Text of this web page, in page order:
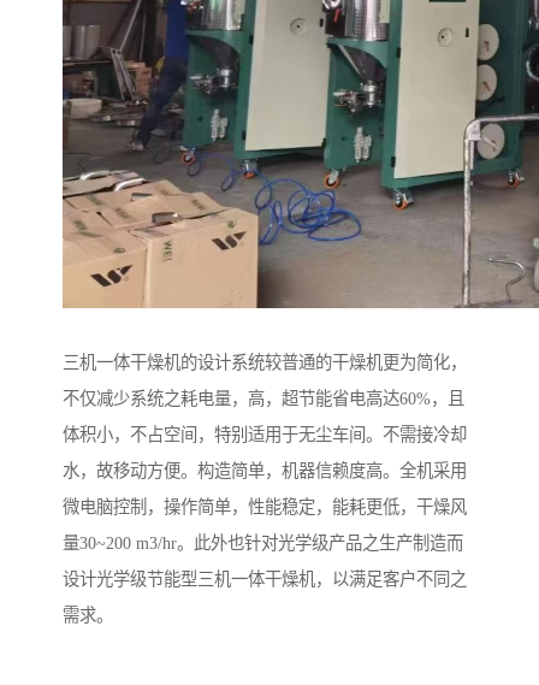
三机一体干燥机的设计系统较普通的干燥机更为简化，
不仅减少系统之耗电量，高，超节能省电高达60%，且
体积小，不占空间，特别适用于无尘车间。不需接冷却
水，故移动方便。构造简单，机器信赖度高。全机采用
微电脑控制，操作简单，性能稳定，能耗更低，干燥风
量30~200 m3/hr。此外也针对光学级产品之生产制造而
设计光学级节能型三机一体干燥机，以满足客户不同之
需求。